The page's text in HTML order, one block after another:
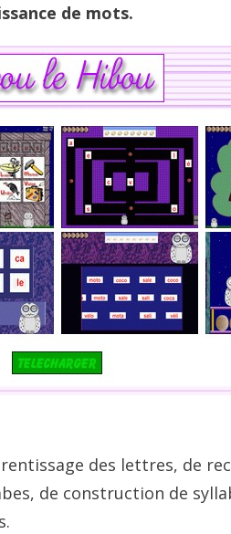
de mots.
des lettres, de
de construction de